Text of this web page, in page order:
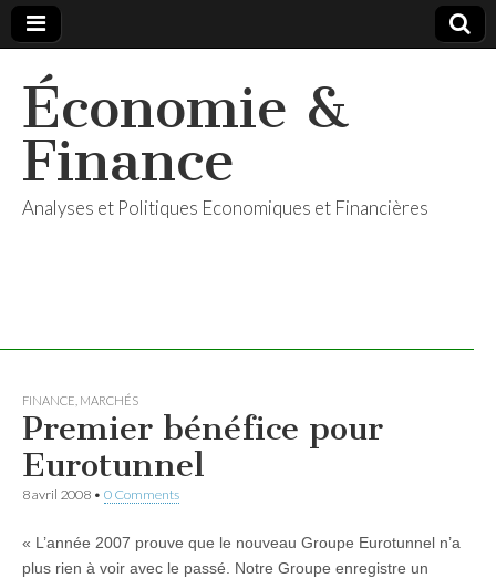
Économie &
Finance
Analyses et Politiques Economiques et Financières
FINANCE MARCHÉS
Premier bénéfice pour
Eurotunnel
8 avril 2008 • 0 Comments
« L’année 2007 prouve que le nouveau Groupe Eurotunnel n’a
plus rien à voir avec le passé. Notre Groupe enregistre un